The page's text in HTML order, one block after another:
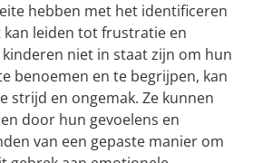
hebben met het identificeren
leiden tot frustratie en
niet in staat zijn om hun
benoemen en te begrijpen, kan
strijd en ongemak. Ze kunnen
door hun gevoelens en
van een gepaste manier om